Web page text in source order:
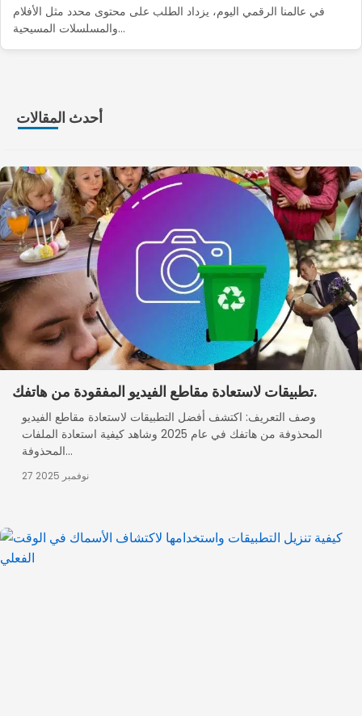
في عالمنا الرقمي اليوم، يزداد الطلب على محتوى محدد مثل الأفلام
والمسلسلات المسيحية...
أحدث المقالات
تطبيقات لاستعادة مقاطع الفيديو المفقودة من هاتفك.
وصف التعريف: اكتشف أفضل التطبيقات لاستعادة مقاطع الفيديو
المحذوفة من هاتفك في عام 2025 وشاهد كيفية استعادة الملفات
المحذوفة...
27 نوفمبر 2025